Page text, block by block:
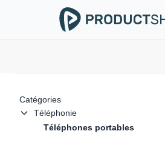
Catégories
Téléphonie
Téléphones portables